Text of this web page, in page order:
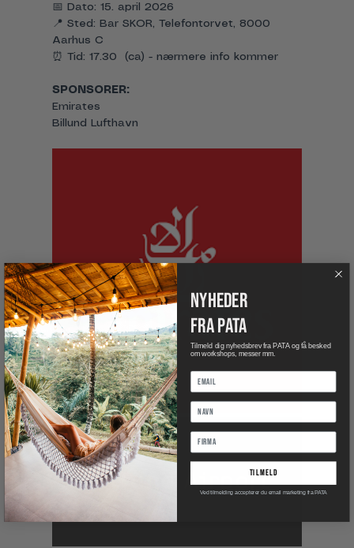
📅 Dato: 15. april 2026
📍 Sted: Bar SKOR, Telefontorvet, 8000
Aarhus C
⏰ Tid: 17.30  (ca) - nærmere info kommer
SPONSORER:
Emirates
Billund Lufthavn
nyheder
fra pata
Tilmeld dig nyhedsbrev fra PATA og få besked
om workshops, messer mm.
tilmeld
Ved tilmelding accepterer du email marketing fra PATA